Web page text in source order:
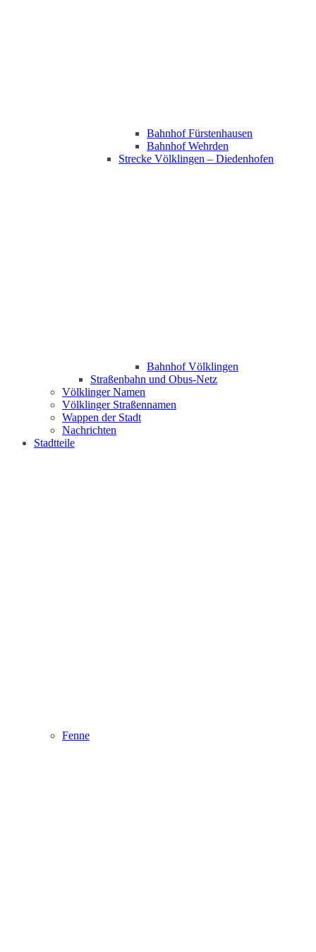
Bahnhof Fürstenhausen
Bahnhof Wehrden
Strecke Völklingen – Diedenhofen
Bahnhof Völklingen
Straßenbahn und Obus-Netz
Völklinger Namen
Völklinger Straßennamen
Wappen der Stadt
Nachrichten
Stadtteile
Fenne